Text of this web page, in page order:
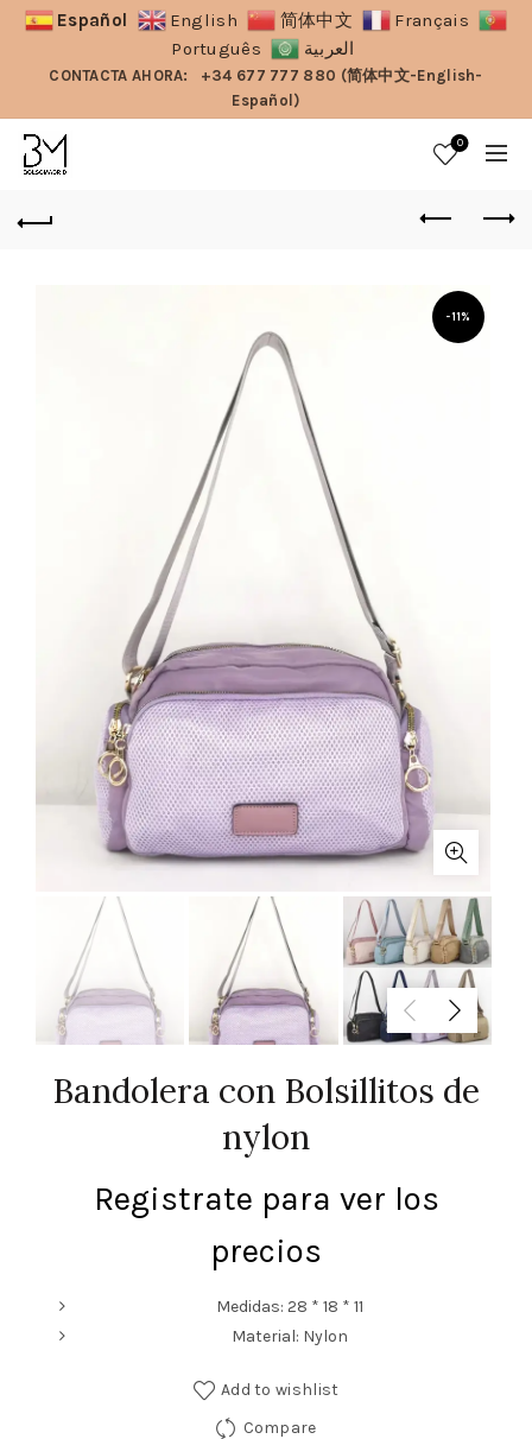
Español English 简体中文
Français
Português
العربية
CONTACTA AHORA:
+34 677 777 880 (简体中文-English-
Español)
0
-11%
Bandolera con Bolsillitos de
nylon
Registrate para ver los
precios
Medidas: 28 * 18 * 11
Material: Nylon
Add to wishlist
Compare